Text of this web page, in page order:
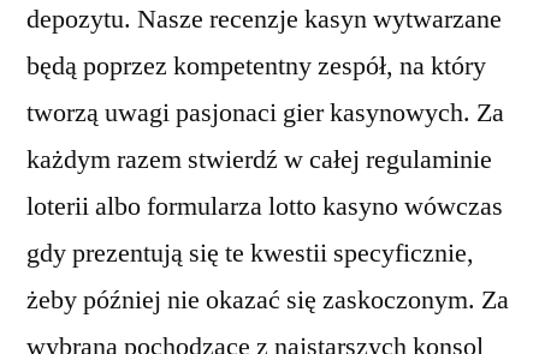
depozytu. Nasze recenzje kasyn wytwarzane
będą poprzez kompetentny zespół, na który
tworzą uwagi pasjonaci gier kasynowych. Za
każdym razem stwierdź w całej regulaminie
loterii albo formularza lotto kasyno wówczas
gdy prezentują się te kwestii specyficznie,
żeby później nie okazać się zaskoczonym. Za
wybraną pochodzące z najstarszych konsol